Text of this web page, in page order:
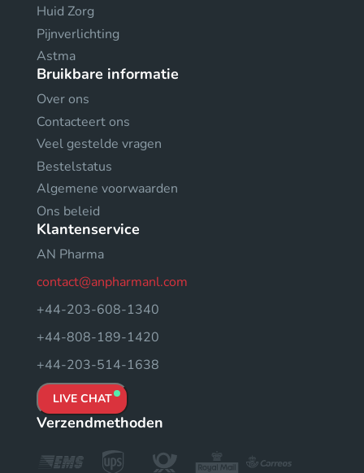
Huid Zorg
Pijnverlichting
Astma
Bruikbare informatie
Over ons
Contacteert ons
Veel gestelde vragen
Bestelstatus
Algemene voorwaarden
Ons beleid
Klantenservice
AN Pharma
contact@anpharmanl.com
+44-203-608-1340
+44-808-189-1420
+44-203-514-1638
LIVE CHAT
Verzendmethoden